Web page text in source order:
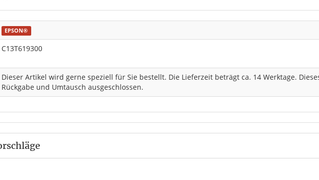
EPSON®
C13T619300
Dieser Artikel wird gerne speziell für Sie bestellt. Die Lieferzeit beträgt ca. 14 Werktage.
Rückgabe und Umtausch ausgeschlossen.